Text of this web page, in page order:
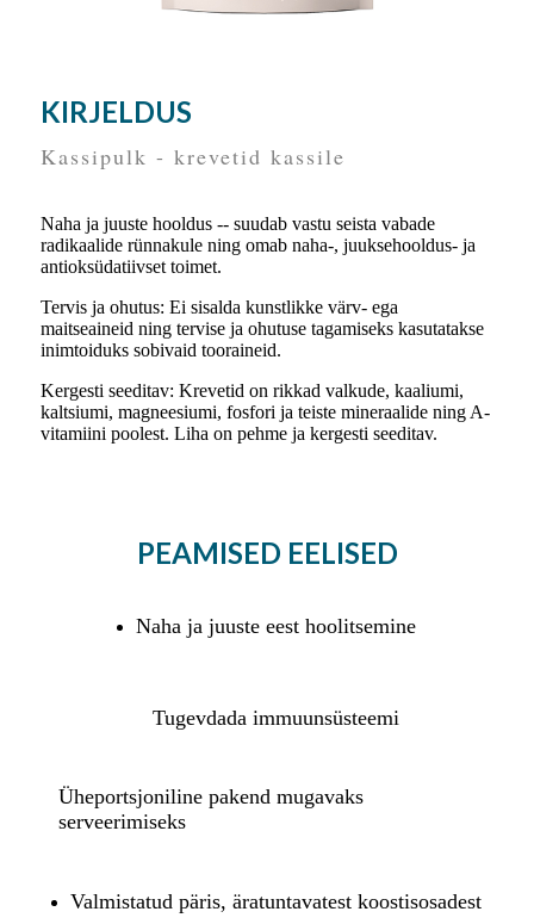
KIRJELDUS
Kassipulk - krevetid kassile
Naha ja juuste hooldus -- suudab vastu seista vabade
radikaalide rünnakule ning omab naha-, juuksehooldus- ja
antioksüdatiivset toimet.
Tervis ja ohutus: Ei sisalda kunstlikke värv- ega
maitseaineid ning tervise ja ohutuse tagamiseks kasutatakse
inimtoiduks sobivaid tooraineid.
Kergesti seeditav: Krevetid on rikkad valkude, kaaliumi,
kaltsiumi, magneesiumi, fosfori ja teiste mineraalide ning A-
vitamiini poolest. Liha on pehme ja kergesti seeditav.
PEAMISED EELISED
Naha ja juuste eest hoolitsemine
Tugevdada immuunsüsteemi
Üheportsjoniline pakend mugavaks
serveerimiseks
Valmistatud päris, äratuntavatest koostisosadest